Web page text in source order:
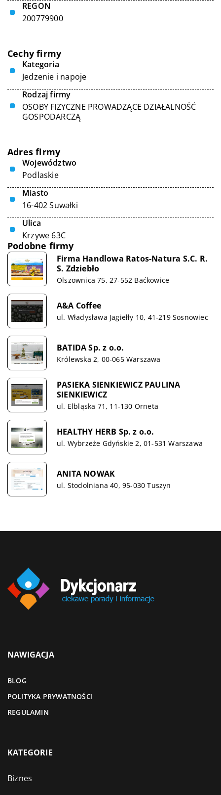
REGON
200779900
Cechy firmy
Kategoria
Jedzenie i napoje
Rodzaj firmy
OSOBY FIZYCZNE PROWADZĄCE DZIAŁALNOŚĆ
GOSPODARCZĄ
Adres firmy
Województwo
Podlaskie
Miasto
16-402 Suwałki
Ulica
Krzywe 63C
Podobne firmy
Firma Handlowa Ratos-Natura S.C. R.
S. Zdziebło
Olszownica 75, 27-552 Baćkowice
A&A Coffee
ul. Władysława Jagiełły 10, 41-219 Sosnowiec
BATIDA Sp. z o.o.
Królewska 2, 00-065 Warszawa
PASIEKA SIENKIEWICZ PAULINA
SIENKIEWICZ
ul. Elbląska 71, 11-130 Orneta
HEALTHY HERB Sp. z o.o.
ul. Wybrzeże Gdyńskie 2, 01-531 Warszawa
ANITA NOWAK
ul. Stodolniana 40, 95-030 Tuszyn
NAWIGACJA
BLOG
POLITYKA PRYWATNOŚCI
REGULAMIN
KATEGORIE
Biznes